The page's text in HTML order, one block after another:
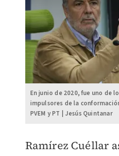
En junio de 2020, fue uno de
impulsores de la
PVEM y PT | Jesús Quintanar
Ramírez Cuéllar